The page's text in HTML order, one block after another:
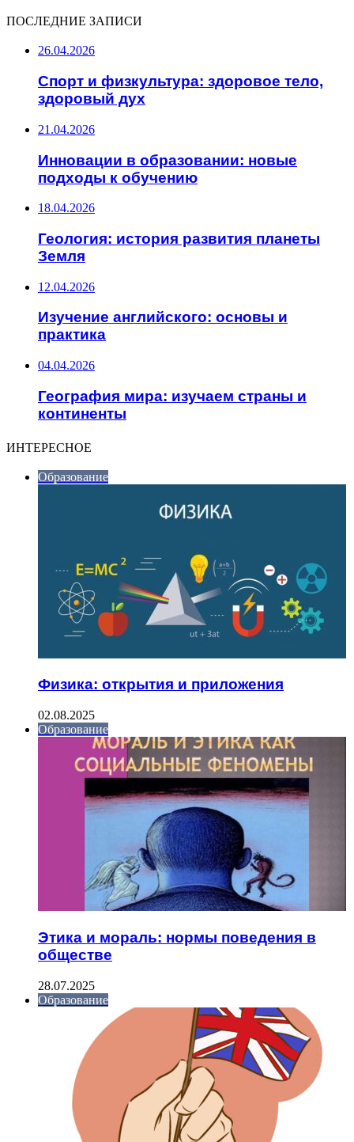
ПОСЛЕДНИЕ ЗАПИСИ
26.04.2026
Спорт и физкультура: здоровое тело,
здоровый дух
21.04.2026
Инновации в образовании: новые
подходы к обучению
18.04.2026
Геология: история развития планеты
Земля
12.04.2026
Изучение английского: основы и
практика
04.04.2026
География мира: изучаем страны и
континенты
ИНТЕРЕСНОЕ
Образование
Физика: открытия и приложения
02.08.2025
Образование
Этика и мораль: нормы поведения в
обществе
28.07.2025
Образование